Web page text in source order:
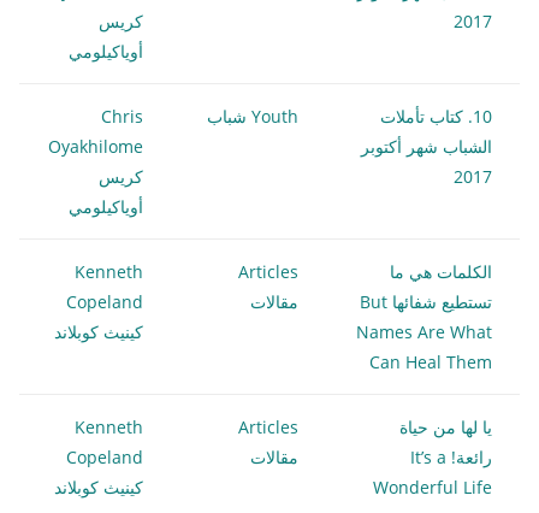
2017
كريس
أوياكيلومي
10. كتاب تأملات
الشباب شهر أكتوبر
2017
Youth شباب
Chris
Oyakhilome
كريس
أوياكيلومي
الكلمات هي ما
تستطيع شفائها But
Names Are What
Can Heal Them
Articles
مقالات
Kenneth
Copeland
كينيث كوبلاند
يا لها من حياة
رائعة! It’s a
Wonderful Life
Articles
مقالات
Kenneth
Copeland
كينيث كوبلاند